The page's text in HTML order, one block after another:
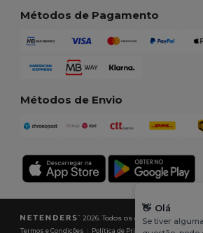
Métodos de Pagamento
Métodos de Envio
2026. Todos os direitos reservados
Termos e Condições Política de Privacidade| Política
👋 Olá
Se tiver